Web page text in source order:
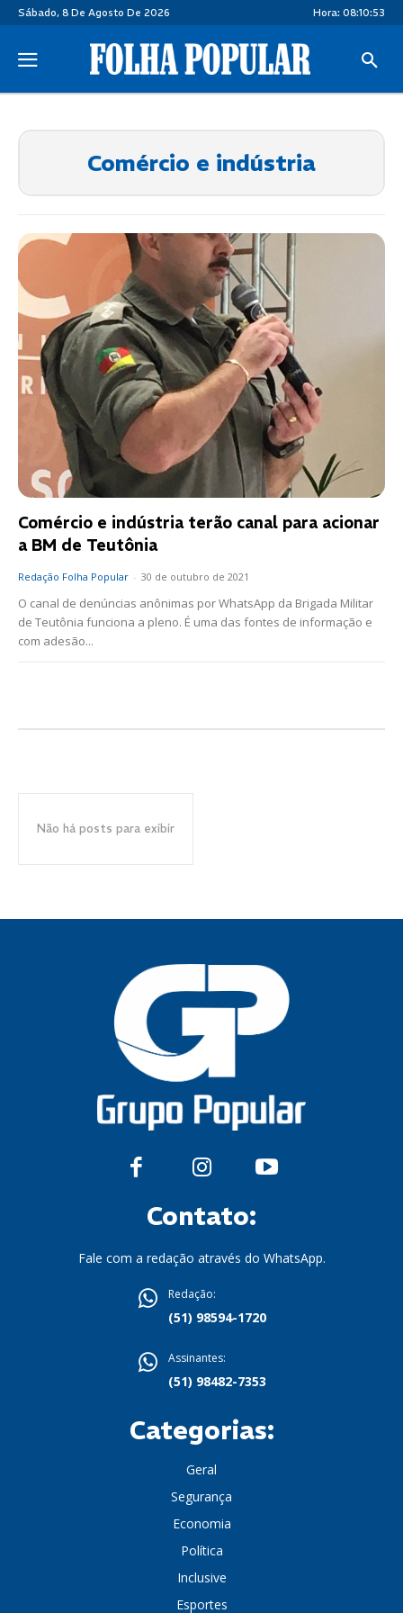
Sábado, 8 De Agosto De 2026 Hora: 08:10:53
Comércio e indústria
Comércio e indústria terão canal para acionar
a BM de Teutônia
Redação Folha Popular - 30 de outubro de 2021
O canal de denúncias anônimas por WhatsApp da Brigada Militar
de Teutônia funciona a pleno. É uma das fontes de informação e
com adesão...
Não há posts para exibir
Contato:
Fale com a redação através do WhatsApp.
Redação:
(51) 98594-1720
Assinantes:
(51) 98482-7353
Categorias:
Geral
Segurança
Economia
Política
Inclusive
Esportes